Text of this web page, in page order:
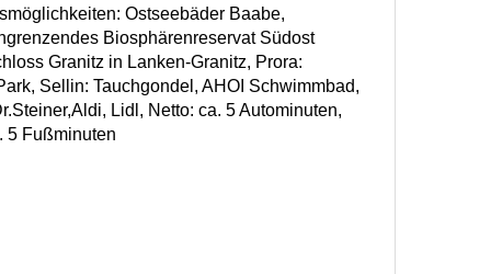
Ostseebäder Baabe,
Biosphärenreservat Südost
Granitz in Lanken-Granitz, Prora:
Sellin: Tauchgondel, AHOI Schwimmbad,
Lidl, Netto: ca. 5 Autominuten,
5 Fußminuten